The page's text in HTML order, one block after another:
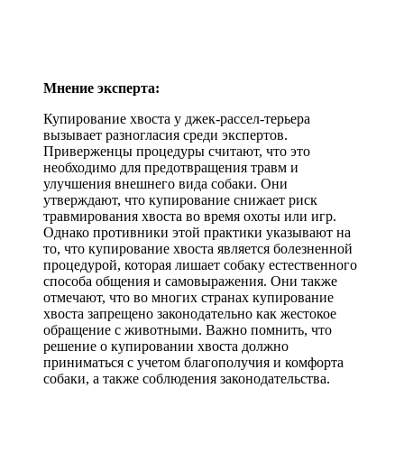
Мнение эксперта:
Купирование хвоста у джек-рассел-терьера
вызывает разногласия среди экспертов.
Приверженцы процедуры считают, что это
необходимо для предотвращения травм и
улучшения внешнего вида собаки. Они
утверждают, что купирование снижает риск
травмирования хвоста во время охоты или игр.
Однако противники этой практики указывают на
то, что купирование хвоста является болезненной
процедурой, которая лишает собаку естественного
способа общения и самовыражения. Они также
отмечают, что во многих странах купирование
хвоста запрещено законодательно как жестокое
обращение с животными. Важно помнить, что
решение о купировании хвоста должно
приниматься с учетом благополучия и комфорта
собаки, а также соблюдения законодательства.